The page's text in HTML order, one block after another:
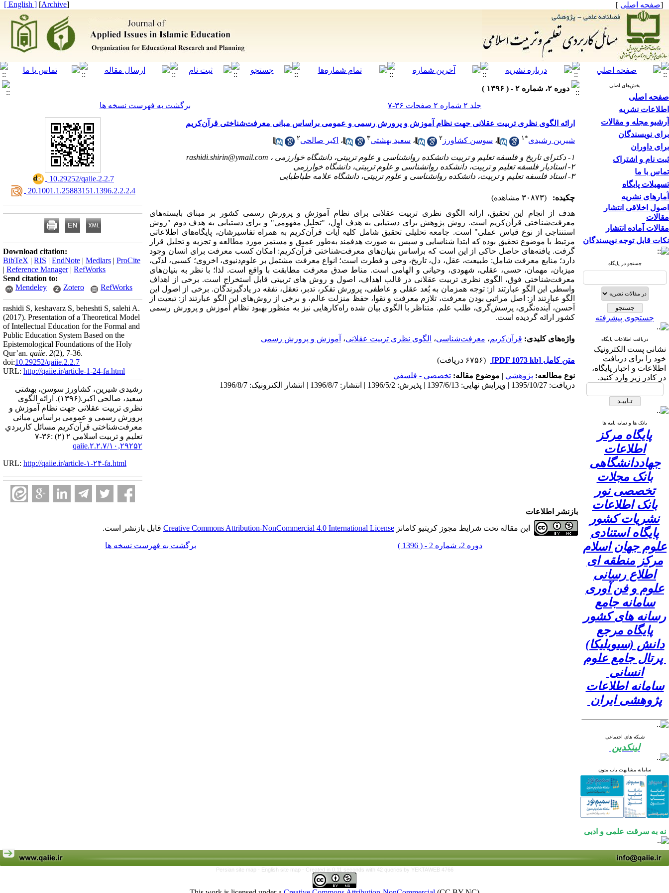
[صفحه اصلی ]
[
Archive
]
[ English ]
بخش‌های اصلی
صفحه اصلی
اطلاعات نشریه
آرشیو مجله و مقالات
برای نویسندگان
برای داوران
ثبت نام و اشتراک
تماس با ما
تسهیلات پایگاه
آمارهای نشریه
اصول اخلاقی انتشار
مقالات
مقالات آماده انتشار
نکات قابل توجه نویسندگان
جستجو در پایگاه
جستجوی پیشرفته
دریافت اطلاعات پایگاه
نشانی پست الکترونیک
خود را برای دریافت
اطلاعات و اخبار پایگاه،
در کادر زیر وارد کنید.
بانک ها و نمایه نامه ها
پایگاه مرکز
اطلاعات
جهاددانشگاهی
بانک مجلات
تخصصی نور
بانک اطلاعات
نشریات کشور
پایگاه استنادی
علوم جهان اسلام
مرکز منطقه ای
اطلاع رسانی
علوم و فن آوری
سامانه جامع
رسانه های کشور
پایگاه مرجع
دانش (سیویلیکا)
پرتال جامع علوم
انسانی
سامانه اطلاعات
پژوهشی ایران
شبکه های اجتماعی
لینکدین
سامانه مشابهت یاب متون
نه به سرقت علمی و ادبی
دوره ۲، شماره ۲ - ( ۱۳۹۶ )
جلد ۲ شماره ۲ صفحات ۳۶-۷
برگشت به فهرست نسخه ها
ارائه الگوی نظری تربیت عقلانی جهت نظام آموزش و پرورش رسمی و عمومی براساس مبانی معرفت‌شناختی قرآن‌کریم
شیرین رشیدی*۱ ، سوسن کشاورز ۲ ، سعید بهشتی۳ ، اکبر صالحی۲
۱- دکترای تاریخ و فلسفه تعلیم و تربیت دانشکده روانشناسی و علوم تربیتی، دانشگاه خوارزمی ،
rashidi.shirin@ymail.com
۲- استادیار فلسفه تعلیم و تربیت، دانشکده روانشناسی و علوم تربیتی، دانشگاه خوارزمی
۳- استاد فلسفه تعلیم و تربیت، دانشکده روانشناسی و علوم تربیتی، دانشگاه علامه طباطبایی
چکیده:
(۳۰۸۷۳ مشاهده)
هدف
از انجام این تحقیق،
ارائه الگوی نظری تربیت عقلانی برای نظام آموزش و پرورش رسمی کشور بر مبنای بایسته‌های
معرفت‌شناختی قرآن‌کریم ا ست. روش پژوهش برای دستیابی به هدف اول، "تحلیل مفهومی" و برای دستیابی به هدف دوم "روش
استنتاجی از نوع قیاس عملی" است. جامعه تحلیلی تحقیق شامل کلیه آیات قرآن‌کریم به همراه تفاسیرشان، پایگاه‌های اطلاعاتی
مرتبط با موضوع تحقیق بوده که ابتدا شناسایی و سپس به صورت هدفمند به‌طور عمیق و مستمر مورد مطالعه و تجزیه و تحلیل قرار
گرفت. یافته‌های حاصل حاکی از این است که براساس بنیان‌های معرفت‌شناختی قرآن‌کریم: امکان کسب معرفت برای انسان وجود
دارد؛ منابع معرفت شامل: طبیعت، عقل، دل، تاریخ، وحی و فطرت است؛ انواع معرفت مشتمل بر علوم‌دنیوی، اخروی؛ کسبی، لدنّی،
میزبان، مهمان، حسی، عقلی، شهودی، وحیانی و الهامی است. مناط صدق معرفت مطابقت با واقع است. لذا؛ با نظر به بنیان‌های
معرفت‌شناختی فوق، الگوی نظری تربیت عقلانی در قالب اهداف، اصول و روش های تربیتی قابل استخراج است. برخی از اهداف
واسطی این الگو عبارتند از:توجه همزمان به بُعد عقلی و عاطفی، پرورش تفکر، تدبر، تعقل، تفقه در یادگیرندگان. برخی از اصول این
الگو عبارتند از: اصل مراتبی بودن معرفت، تلازم معرفت و تقوا، حفظ منزلت عالم، و برخی از روش‌های این الگو عبارتند از: تبعیت از
اَحسن، آینده‌نگری، پرسش‌گری، طلب علم. متناظر با الگوی بیان شده راه‌کارهایی نیز به منظور بهبود نظام آموزش و پرورش رسمی
کشور ارائه گردیده است.
واژه‌های کلیدی: قرآن‌کریم، معرفت‌شناسی، الگوی نظری تربیت عقلانی، آموزش و پرورش رسمی
متن کامل [PDF 1073 kb]
(۶۷۵۶ دریافت)
نوع مطالعه: پژوهشي | موضوع مقاله: تخصصي - فلسفي
دریافت: 1395/10/27 | ویرایش نهایی: 1397/6/13 | پذیرش: 1396/5/2 | انتشار: 1396/8/7 | انتشار الکترونیک: 1396/8/7
‎ 10.29252/qaiie.2.2.7
‎ 20.1001.1.25883151.1396.2.2.2.4
Download citation:
BibTeX | RIS | EndNote | Medlars | ProCite
| Reference Manager| RefWorks
Send citation to:
Mendeley
Zotero RefWorks
rashidi S, keshavarz S, beheshti S, salehi A.
(2017). Presentation of a Theoretical Model
of Intellectual Education for the Formal and
Public Education System Based on the
Epistemological Foundations of the Holy
Qur’an. qaiie. 2(2), 7-36.
doi:10.29252/qaiie.2.2.7
URL: http://qaiie.ir/article-1-24-fa.html
رشیدی شیرین، کشاورز سوسن، بهشتی
سعید، صالحی اکبر.(۱۳۹۶).
ارائه الگوی
نظری تربیت عقلانی جهت نظام آموزش و
پرورش رسمی و عمومی براساس مبانی
معرفت‌شناختی قرآن‌کریم مسائل كاربردي
تعليم و تربيت اسلامي ۲ (۲) :۳۶-۷
۱۰,۲۹۲۵۲/qaiie.۲.۲.۷
URL: http://qaiie.ir/article-۱-۲۴-fa.html
بازنشر اطلاعات
این مقاله تحت شرایط مجوز کریتیو کامانز Creative Commons Attribution-NonCommercial 4.0 International License قابل بازنشر است.
دوره 2، شماره 2 - ( 1396 ) برگشت به فهرست نسخه ها
Persian site map - English site map - Created in 0.11 seconds with 42 queries by YEKTAWEB 4766